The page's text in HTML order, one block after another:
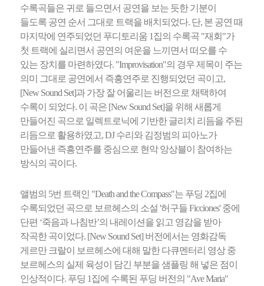
수록곡들은 귀로 들으면서 공연을 보는 듯한 기분이
들도록 공연 순서 그대로 트랙을 배치되었다. 단, 본 공연 때
마지막에 연주되었던 푸디토리움 1집의 수록곡 "재회"가
첫 트랙에 실리면서 공연의 여운을 느끼면서 떠오를 수
있는 장치를 마련하였다. "Improvisation"의 경우 제목이 주는
의미 그대로 공연에서 즉흥연주로 진행되었던 곡이고,
[New Sound Set]과 가장 잘 어울리는 버전으로 채택하여
수록이 되었다. 이 곡은 [New Sound Set]을 위해 새롭게
만들어진 곡으로 일렉트로닉에 기반한 글리치 리듬을 주된
리듬으로 활용하였고, DJ 수리와 김정범의 피아노가
만들어낸 즉흥연주를 중심으로 현악 앙상블이 참여하는
방식의 곡이다.
앨범의 5번 트랙인 "Death and the Compass"는 푸딩 2집에
수록되었던 곡으로 보르헤스의 소설 '허구들 Ficciones' 중에
단편 ‘죽음과 나침반’의 내레이션을 읽고 영감을 받아
작곡한 곡이었다. [New Sound Set] 버전에서는 영화감독
게르만 크랄이 보르헤스에 대해 말한 다큐멘터리 영상 중
보르헤스의 실제 육성이 담긴 부분을 샘플링 해 넣은 점이
인상적이다. 푸딩 1집에 수록된 푸딩 버전의 "Ave Maria"